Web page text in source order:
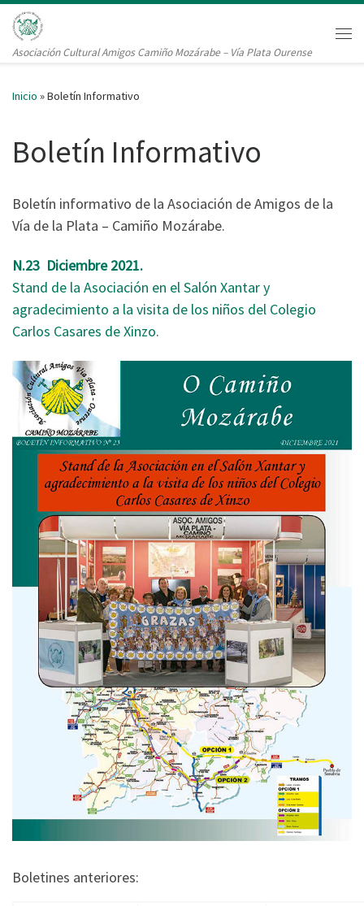
Saltar al contenido
Asociación Cultural Amigos Camiño Mozárabe – Vía Plata Ourense
Inicio »Boletín Informativo
Boletín Informativo
Boletín informativo de la Asociación de Amigos de la
Vía de la Plata – Camiño Mozárabe.
N.23 Diciembre 2021.
Stand de la Asociación en el Salón Xantar y
agradecimiento a la visita de los niños del Colegio
Carlos Casares de Xinzo.
Boletines anteriores: